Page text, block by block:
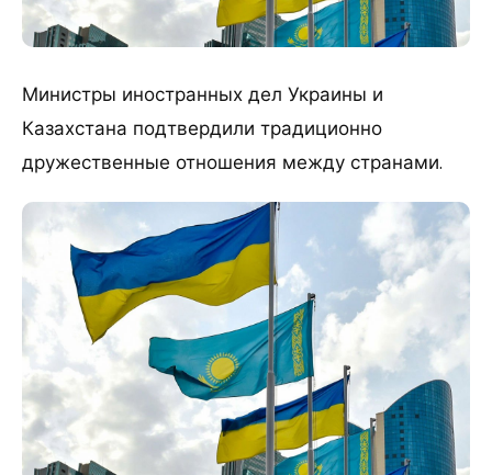
Министры иностранных дел Украины и
Казахстана подтвердили традиционно
дружественные отношения между странами.